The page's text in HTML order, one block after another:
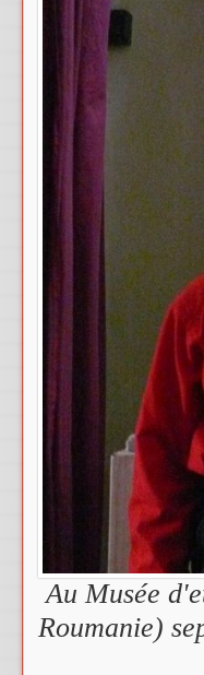
Au Musée
Roumanie)